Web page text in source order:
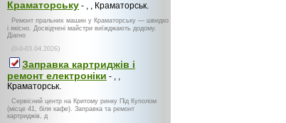
Краматорську - , , Краматорськ.
Ремонт пральних машин у Краматорську — швидко
і якісно. Досвідчені майстри виїжджають додому.
Діагно
(0-0-03.04.2026)
Заправка картриджів і
ремонт електроніки - , ,
Краматорськ.
Сервісний центр на Критому ринку Під Куполом
(місце 41, біля кафе). Заправка та ремонт
картриджів, д